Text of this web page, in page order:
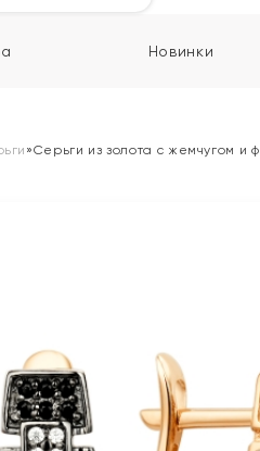
Новинки
»Серьги из золота с жемчугом и